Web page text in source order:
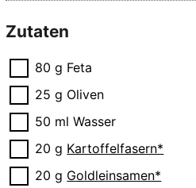
Zutaten
▢
80 g Feta
▢
25 g Oliven
▢
50 ml Wasser
▢
20 g Kartoffelfasern*
▢
20 g Goldleinsamen*